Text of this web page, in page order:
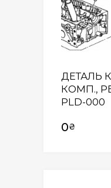
ДЕТАЛЬ
КОМП.,
PLD-000
0₴